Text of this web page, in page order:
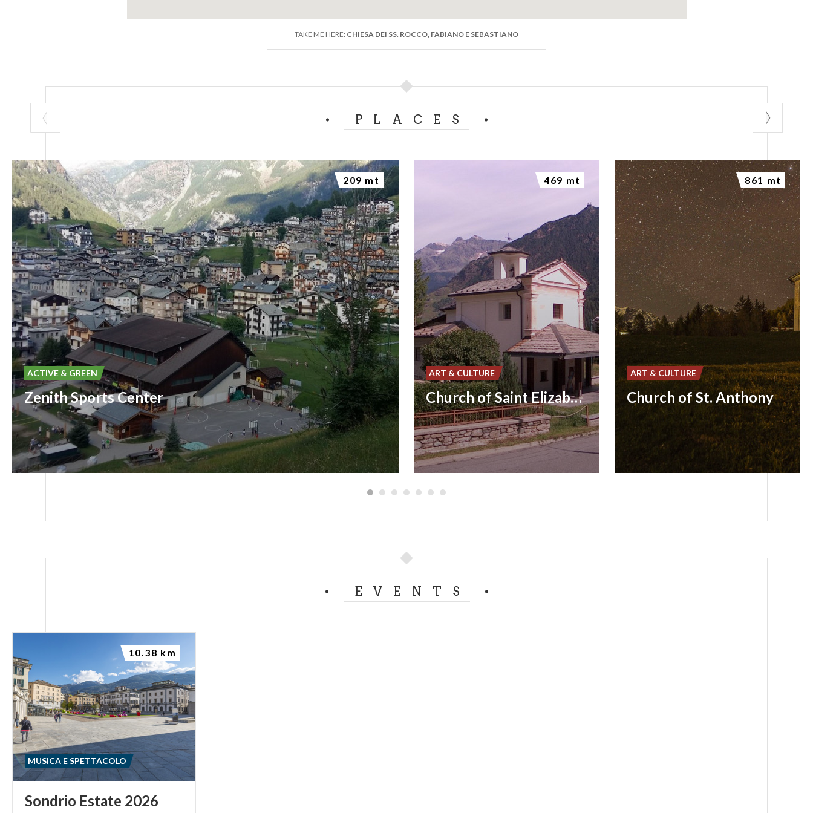
TAKE ME HERE: CHIESA DEI SS. ROCCO, FABIANO E SEBASTIANO
PLACES
Zenith Sports Center
ACTIVE & GREEN
209 mt
Church of Saint Elizabeth
ART & CULTURE
469 mt
Church of St. Anthony
ART & CULTURE
861 mt
EVENTS
Sondrio Estate 2026
MUSICA E SPETTACOLO
10.38 km